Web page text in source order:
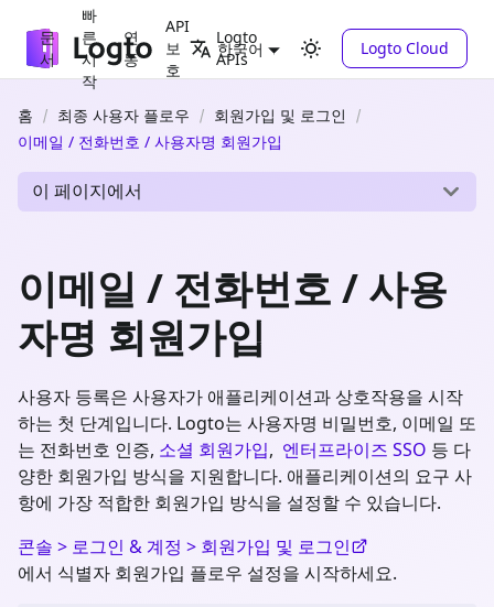
문
서
빠
른
시
작
연
동
API
보
호
Logto
APIs
한국어 Logto Cloud
홈 최종 사용자 플로우
회원가입 및 로그인
이메일 / 전화번호 / 사용자명 회원가입
이 페이지에서
이메일 / 전화번호 / 사용
자명 회원가입
사용자 등록은 사용자가 애플리케이션과 상호작용을 시작
하는 첫 단계입니다. Logto는 사용자명 비밀번호, 이메일 또
는 전화번호 인증, 소셜 회원가입, 엔터프라이즈 SSO 등 다
양한 회원가입 방식을 지원합니다. 애플리케이션의 요구 사
항에 가장 적합한 회원가입 방식을 설정할 수 있습니다.
콘솔 > 로그인 & 계정 > 회원가입 및 로그인
에서 식별자 회원가입 플로우 설정을 시작하세요.